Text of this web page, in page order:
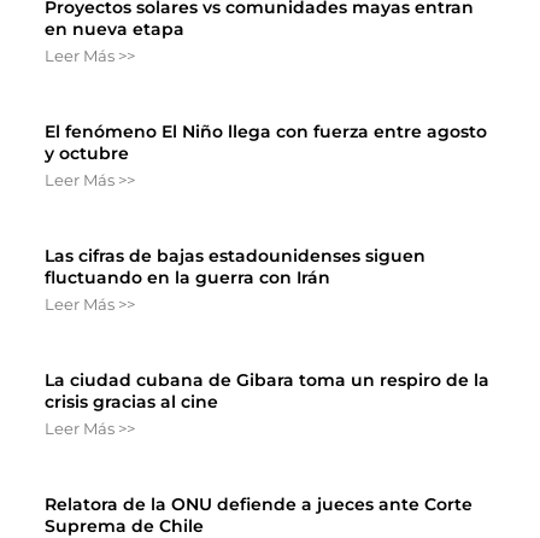
Proyectos solares vs comunidades mayas entran
en nueva etapa
Leer Más >>
El fenómeno El Niño llega con fuerza entre agosto
y octubre
Leer Más >>
Las cifras de bajas estadounidenses siguen
fluctuando en la guerra con Irán
Leer Más >>
La ciudad cubana de Gibara toma un respiro de la
crisis gracias al cine
Leer Más >>
Relatora de la ONU defiende a jueces ante Corte
Suprema de Chile